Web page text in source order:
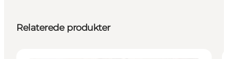
Relaterede produkter